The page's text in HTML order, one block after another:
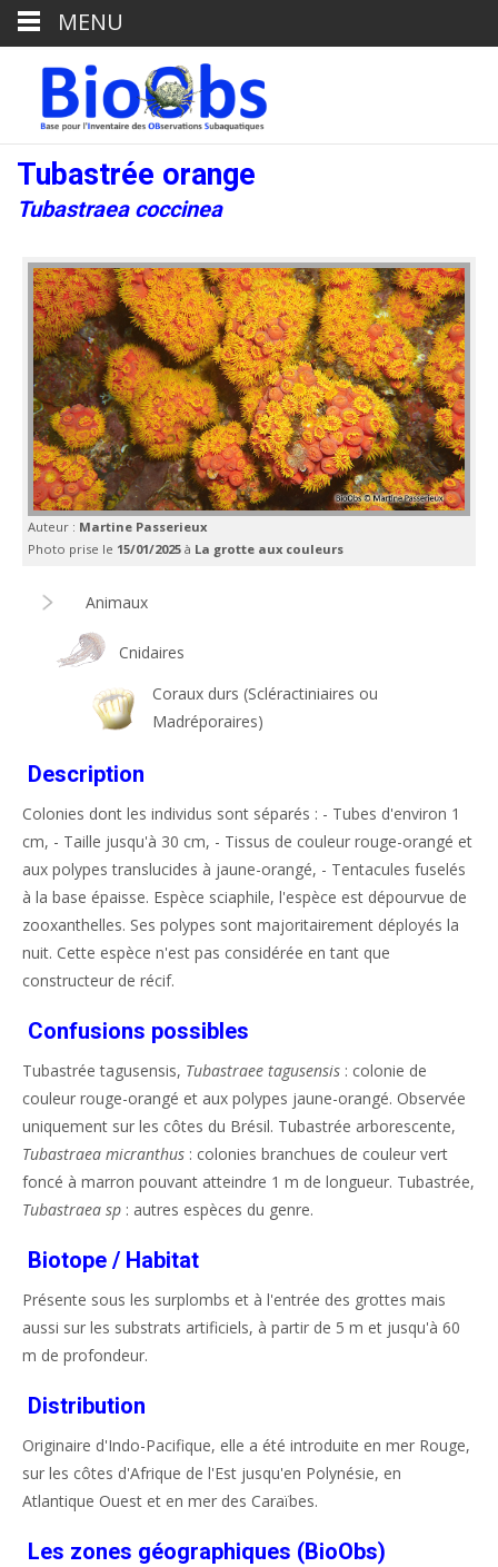
Tubastrée orange
Tubastraea coccinea
Auteur : Martine Passerieux
Photo prise le 15/01/2025 à La grotte aux couleurs
Animaux
Cnidaires
Coraux durs (Scléractiniaires ou
Madréporaires)
Description
Colonies dont les individus sont séparés : - Tubes d'environ 1
cm, - Taille jusqu'à 30 cm, - Tissus de couleur rouge-orangé et
aux polypes translucides à jaune-orangé, - Tentacules fuselés
à la base épaisse. Espèce sciaphile, l'espèce est dépourvue de
zooxanthelles. Ses polypes sont majoritairement déployés la
nuit. Cette espèce n'est pas considérée en tant que
constructeur de récif.
Confusions possibles
Tubastrée tagusensis, Tubastraee tagusensis : colonie de
couleur rouge-orangé et aux polypes jaune-orangé. Observée
uniquement sur les côtes du Brésil. Tubastrée arborescente,
Tubastraea micranthus : colonies branchues de couleur vert
foncé à marron pouvant atteindre 1 m de longueur. Tubastrée,
Tubastraea sp : autres espèces du genre.
Biotope / Habitat
Présente sous les surplombs et à l'entrée des grottes mais
aussi sur les substrats artificiels, à partir de 5 m et jusqu'à 60
m de profondeur.
Distribution
Originaire d'Indo-Pacifique, elle a été introduite en mer Rouge,
sur les côtes d'Afrique de l'Est jusqu'en Polynésie, en
Atlantique Ouest et en mer des Caraïbes.
Les zones géographiques (BioObs)
MENU